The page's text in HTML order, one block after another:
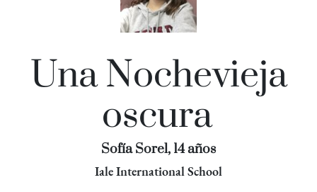
Una Nochevieja
oscura
Sofía Sorel, 14 años
Iale International School